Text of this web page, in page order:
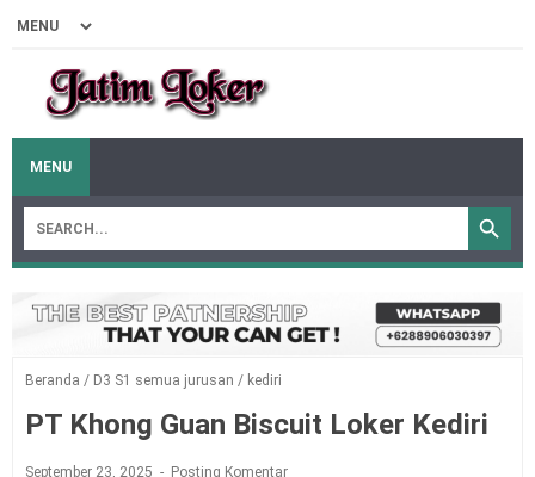
MENU
Beranda / D3 S1 semua jurusan / kediri
PT Khong Guan Biscuit Loker Kediri
September 23, 2025 Posting Komentar